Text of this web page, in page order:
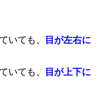
いても、
目が左右に
いても、
目が上下に